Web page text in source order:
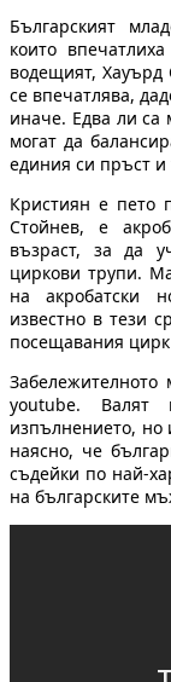
Българският
които
водещият, Хауърд
се впечатлява,
иначе. Едва ли са
могат да
единия си пръст и
Кристиян е пето
Стойнев, е
възраст, за да
циркови трупи.
на акробатски
известно в тези
посещавания
youtube. Валят
изпълнението,
наясно, че
съдейки по най-
на българските